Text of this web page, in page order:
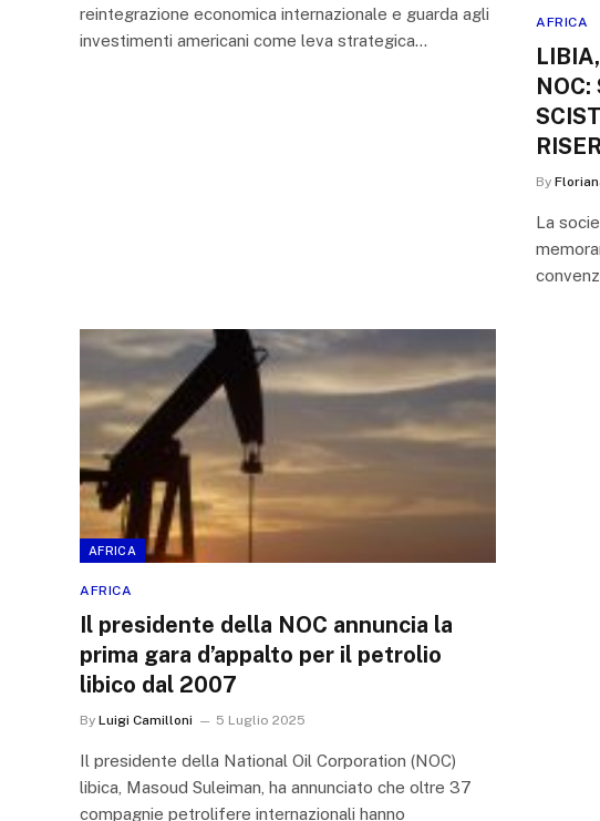
reintegrazione economica internazionale e guarda agli
investimenti americani come leva strategica…
AFRICA
NOC:
By
La
AFRICA
AFRICA
Il presidente della NOC annuncia la
prima gara d’appalto per il petrolio
libico dal 2007
By Luigi Camilloni 5 Luglio 2025
Il presidente della National Oil Corporation (NOC)
libica, Masoud Suleiman, ha annunciato che oltre 37
compagnie petrolifere internazionali hanno